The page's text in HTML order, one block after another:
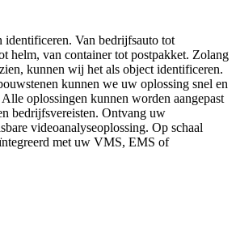
identificeren. Van bedrijfsauto tot
helm, van container tot postpakket. Zolang
kunnen wij het als object identificeren.
kunnen we uw oplossing snel en
oplossingen kunnen worden aangepast
bedrijfsvereisten. Ontvang uw
videoanalyseoplossing. Op schaal
met uw VMS, EMS of